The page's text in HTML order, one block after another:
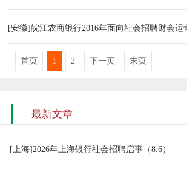
[安徽]皖江农商银行2016年面向社会招聘财会运
首页 1 2 下一页 末页
最新文章
[上海]2026年上海银行社会招聘启事（8.6）